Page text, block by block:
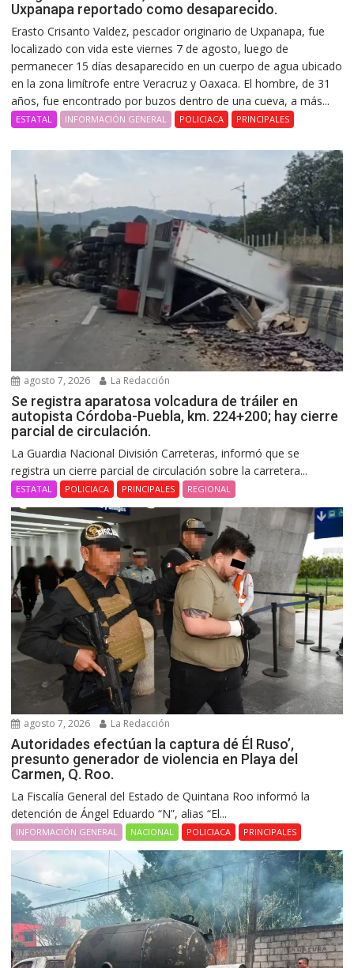
Uxpanapa reportado como desaparecido.
Erasto Crisanto Valdez, pescador originario de Uxpanapa, fue
localizado con vida este viernes 7 de agosto, luego de
permanecer 15 días desaparecido en un cuerpo de agua ubicado
en la zona limítrofe entre Veracruz y Oaxaca. El hombre, de 31
años, fue encontrado por buzos dentro de una cueva, a más...
ESTATAL INFORMACIÓN GENERAL POLICIACA PRINCIPALES
agosto 7, 2026 La Redacción
Se registra aparatosa volcadura de tráiler en
autopista Córdoba-Puebla, km. 224+200; hay cierre
parcial de circulación.
La Guardia Nacional División Carreteras, informó que se
registra un cierre parcial de circulación sobre la carretera...
ESTATAL POLICIACA PRINCIPALES REGIONAL
agosto 7, 2026 La Redacción
Autoridades efectúan la captura dé Él Ruso’,
presunto generador de violencia en Playa del
Carmen, Q. Roo.
La Fiscalía General del Estado de Quintana Roo informó la
detención de Ángel Eduardo “N”, alias “El...
INFORMACIÓN GENERAL NACIONAL POLICIACA PRINCIPALES